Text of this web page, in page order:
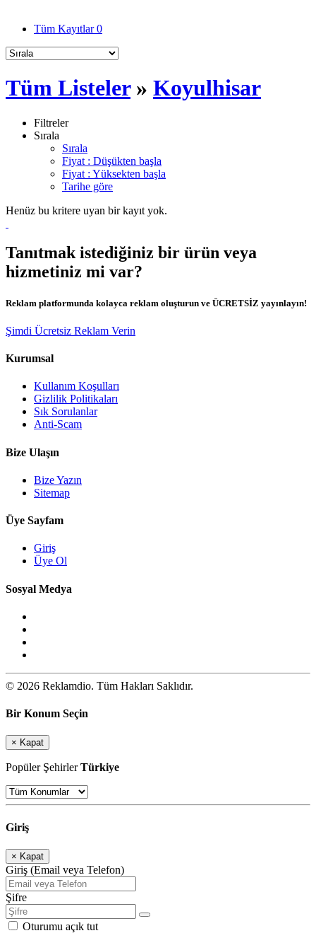
Tüm Kayıtlar0
Tüm Listeler» Koyulhisar
Filtreler
Sırala
Sırala
Fiyat : Düşükten başla
Fiyat : Yüksekten başla
Tarihe göre
Henüz bu kritere uyan bir kayıt yok.
Tanıtmak istediğiniz bir ürün veya
hizmetiniz mi var?
Reklam platformunda kolayca reklam oluşturun ve ÜCRETSİZ yayınlayın!
Şimdi Ücretsiz Reklam Verin
Kurumsal
Kullanım Koşulları
Gizlilik Politikaları
Sık Sorulanlar
Anti-Scam
Bize Ulaşın
Bize Yazın
Sitemap
Üye Sayfam
Giriş
Üye Ol
Sosyal Medya
© 2026 Reklamdio. Tüm Hakları Saklıdır.
Bir Konum Seçin
× Kapat
Popüler ŞehirlerTürkiye
Giriş
× Kapat
Giriş (Email veya Telefon)
Şifre
Oturumu açık tut